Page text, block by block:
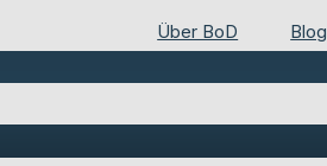
Über BoD Blog